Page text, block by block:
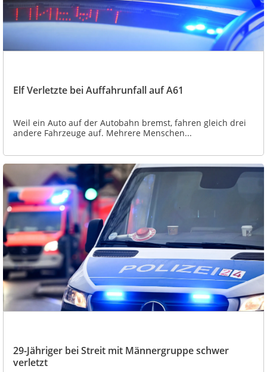
Elf Verletzte bei Auffahrunfall auf A61
Weil ein Auto auf der Autobahn bremst, fahren gleich drei
andere Fahrzeuge auf. Mehrere Menschen...
29-Jähriger bei Streit mit Männergruppe schwer
verletzt